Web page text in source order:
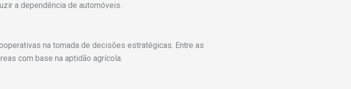
a dependência de automóveis.
na tomada de decisões estratégicas. Entre as
com base na aptidão agrícola.